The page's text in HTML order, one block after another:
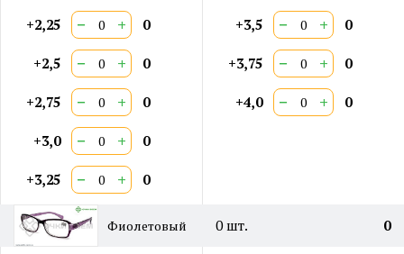
+2,25 − + 0
+2,5 − + 0
+2,75 − + 0
+3,0 − + 0
+3,25 − + 0
+3,5 − + 0
+3,75 − + 0
+4,0 − + 0
Фиолетовый 0шт. 0